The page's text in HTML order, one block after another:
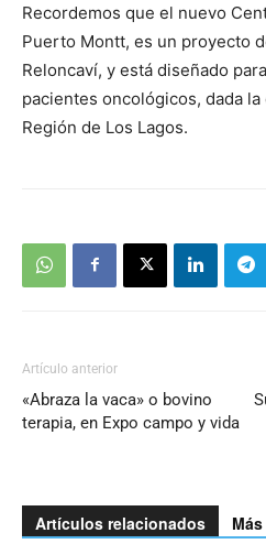
Recordemos que el nuevo
Puerto Montt, es un proyecto
Reloncaví, y está diseñado
pacientes oncológicos, dada
Región de Los Lagos.
Artículo anterior
«Abraza la vaca» o bovino
terapia, en Expo campo y vida
Artículos relacionados